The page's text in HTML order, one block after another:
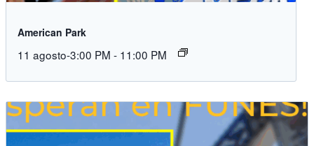
American Park
11 agosto-3:00 PM - 11:00 PM